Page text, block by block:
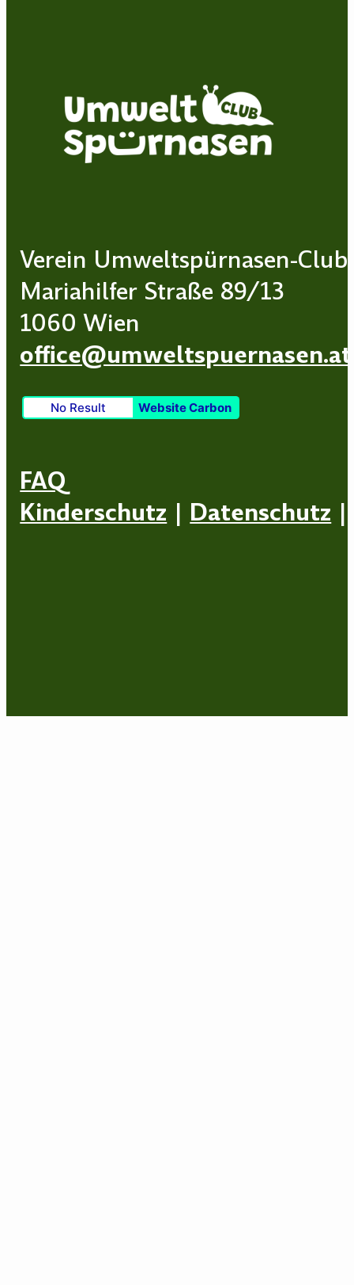
Verein Umweltspürnasen-Club
Mariahilfer Straße 89/13
1060 Wien
office@umweltspuernasen.at
No Result Website Carbon
FAQ
Kinderschutz | Datenschutz |